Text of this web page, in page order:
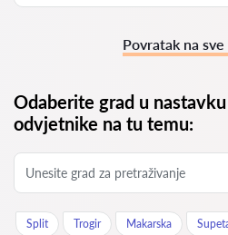
Povratak na sve
Odaberite grad u
odvjetnike na tu temu:
Split Trogir Makarska